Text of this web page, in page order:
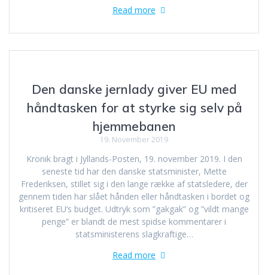
Read more
Den danske jernlady giver EU med
håndtasken for at styrke sig selv på
hjemmebanen
19. November 2019
Kronik bragt i Jyllands-Posten, 19. november 2019. I den
seneste tid har den danske statsminister, Mette
Frederiksen, stillet sig i den lange række af statsledere, der
gennem tiden har slået hånden eller håndtasken i bordet og
kritiseret EU’s budget. Udtryk som ”gakgak” og ”vildt mange
penge” er blandt de mest spidse kommentarer i
statsministerens slagkraftige…
Read more